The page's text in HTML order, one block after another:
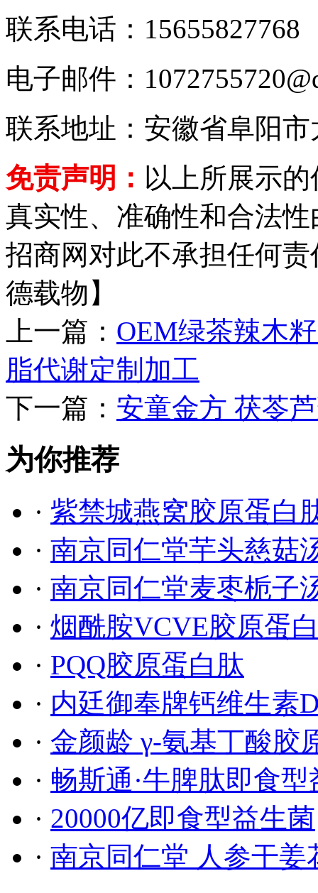
联系电话：15655827768
电子邮件：
联系地址：安徽省阜阳
免责声明： 以上所展示
真实性、准确性和合法
招商网对此不承担任何
德载物】
上一篇： OEM绿茶辣木
脂代谢定制加工
下一篇： 安童金方 茯苓
为你推荐
· 紫禁城燕窝胶原蛋白
· 南京同仁堂芋头慈菇
· 南京同仁堂麦枣栀子
· 烟酰胺VCVE胶原蛋
· PQQ胶原蛋白肽
· 内廷御奉牌钙维生素
· 金颜龄 γ-氨基丁酸胶
· 畅斯通·牛脾肽即食
· 20000亿即食型益生菌
· 南京同仁堂 人参干姜